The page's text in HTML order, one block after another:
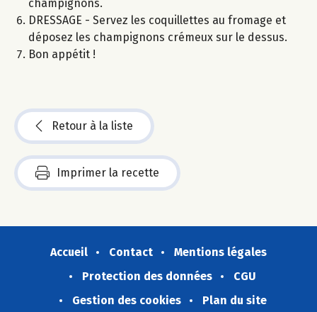
champignons.
DRESSAGE - Servez les coquillettes au fromage et
déposez les champignons crémeux sur le dessus.
Bon appétit !
Retour à la liste
Imprimer la recette
Accueil Contact
Mentions légales
Protection des données
CGU
Gestion des cookies
Plan du site